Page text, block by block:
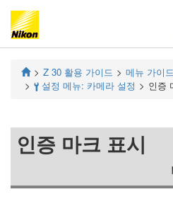
Z 30 활용 가이드 메뉴 가이드
B 설정 메뉴: 카메라 설정 인증
인증 마크 표시